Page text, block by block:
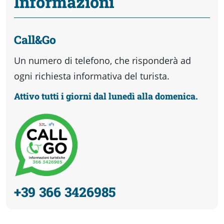
Call&Go
Un numero di telefono, che risponderà ad
ogni richiesta informativa del turista.
Attivo tutti i giorni dal lunedì alla domenica.
+39 366 3426985